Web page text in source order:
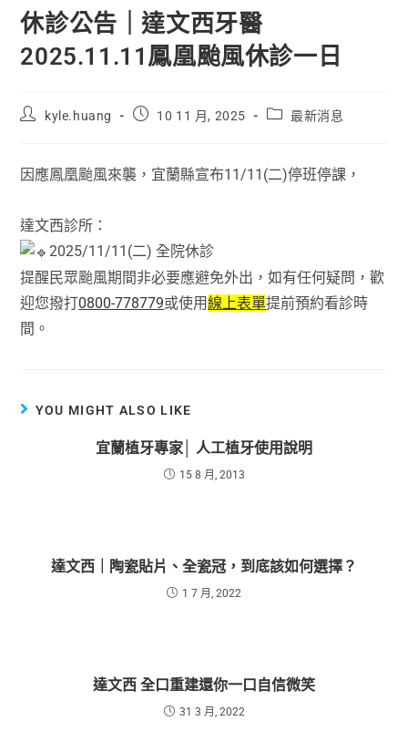
休診公告｜達文西牙醫
2025.11.11鳳凰颱風休診一日
kyle.huang 10 11 月, 2025 最新消息
因應鳳凰颱風來襲，宜蘭縣宣布11/11(二)停班停課，
達文西診所：
2025/11/11(二) 全院休診
提醒民眾颱風期間非必要應避免外出，如有任何疑問，歡
迎您撥打0800-778779或使用線上表單提前預約看診時
間。
YOU MIGHT ALSO LIKE
宜蘭植牙專家│ 人工植牙使用說明
15 8 月, 2013
達文西｜陶瓷貼片、全瓷冠，到底該如何選擇？
1 7 月, 2022
達文西 全口重建還你一口自信微笑
31 3 月, 2022